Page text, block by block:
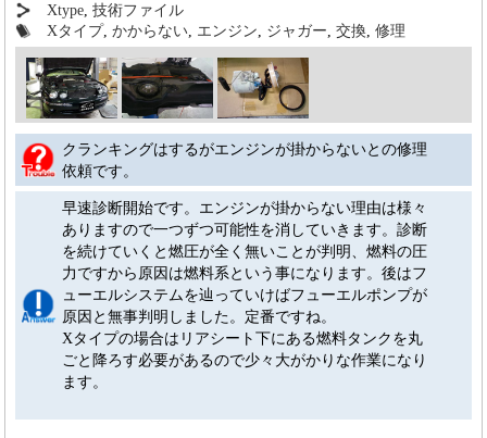
Xtype,技術ファイル
Xタイプ,かからない, エンジン, ジャガー,交換,修理
クランキングはするがエンジンが掛からないとの修理
依頼です。
早速診断開始です。エンジンが掛からない理由は様々
ありますので一つずつ可能性を消していきます。診断
を続けていくと燃圧が全く無いことが判明、燃料の圧
力ですから原因は燃料系という事になります。後はフ
ューエルシステムを辿っていけばフューエルポンプが
原因と無事判明しました。定番ですね。
Xタイプの場合はリアシート下にある燃料タンクを丸
ごと降ろす必要があるので少々大がかりな作業になり
ます。